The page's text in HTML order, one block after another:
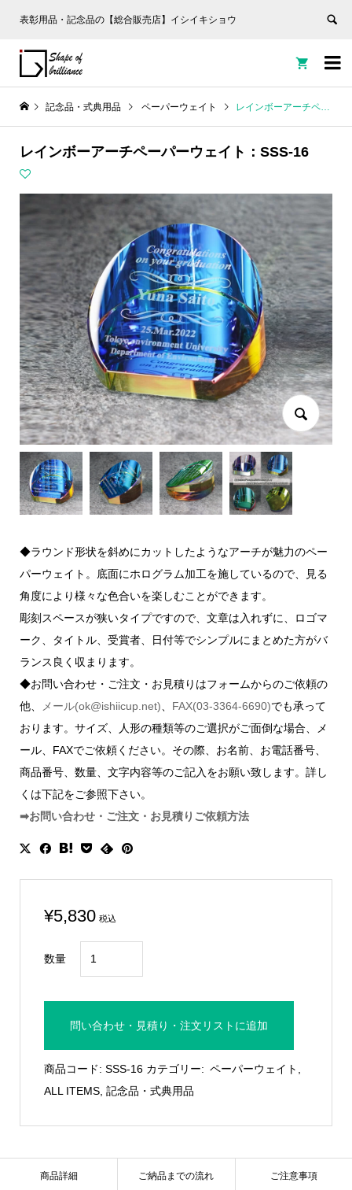
表彰用品・記念品の【総合販売店】イシイキショウ


記念品・式典用品 ペーパーウェイト レインボーアーチペーパーウェイト：SSS-16
レインボーアーチペーパーウェイト：SSS-16
◆ラウンド形状を斜めにカットしたようなアーチが魅力のペー
パーウェイト。底面にホログラム加工を施しているので、見る
角度により様々な色合いを楽しむことができます。
彫刻スペースが狭いタイプですので、文章は入れずに、ロゴマ
ーク、タイトル、受賞者、日付等でシンプルにまとめた方がバ
ランス良く収まります。
◆お問い合わせ・ご注文・お見積りはフォームからのご依頼の
他、
メール(ok@ishiicup.net) FAX(03-3364-6690)でも承って
おります。サイズ、人形の種類等のご選択がご面倒な場合、メ
ール、FAXでご依頼ください。その際、お名前、お電話番号、
商品番号、数量、文字内容等のご記入をお願い致します。詳し
くは下記をご参照下さい。
➡お問い合わせ・ご注文・お見積りご依頼方法
¥5,830 税込
数量
イ
ボ
ペ
問い合わせ・見積り・注文リストに追加
商品コード: SSS-16 カテゴリー: ペーパーウェイト
ALL ITEMS, 記念品・式典用品
商品詳細 ご納品までの流れ ご注意事項